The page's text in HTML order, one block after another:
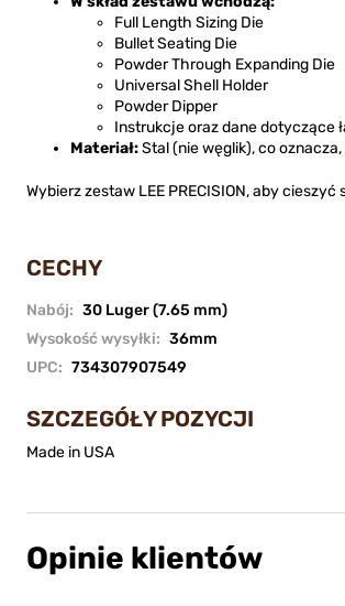
Full Length Sizing Die
Bullet Seating Die
Powder Through Expanding Die
Universal Shell Holder
Powder Dipper
Instrukcje oraz dane dotyczące
Materiał:Stal (nie węglik), co
Wybierz zestaw LEE PRECISION, aby
CECHY
Nabój: 30 Luger (7.65 mm)
Wysokość wysyłki: 36mm
UPC: 734307907549
SZCZEGÓŁY POZYCJI
Made in USA
Opinie klientów